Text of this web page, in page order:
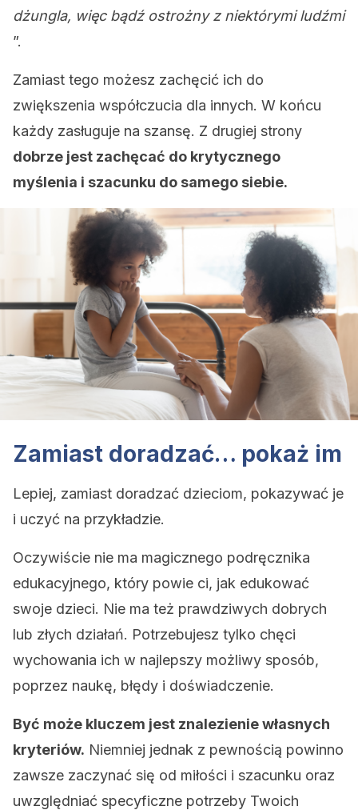
dżungla, więc bądź ostrożny z niektórymi ludźmi
”.
Zamiast tego możesz zachęcić ich do
zwiększenia współczucia dla innych. W końcu
każdy zasługuje na szansę. Z drugiej strony
dobrze jest zachęcać do krytycznego
myślenia i szacunku do samego siebie.
Zamiast doradzać… pokaż im
Lepiej, zamiast doradzać dzieciom, pokazywać je
i uczyć na przykładzie.
Oczywiście nie ma magicznego podręcznika
edukacyjnego, który powie ci, jak edukować
swoje dzieci. Nie ma też prawdziwych dobrych
lub złych działań. Potrzebujesz tylko chęci
wychowania ich w najlepszy możliwy sposób,
poprzez naukę, błędy i doświadczenie.
Być może kluczem jest znalezienie własnych
kryteriów. Niemniej jednak z pewnością powinno
zawsze zaczynać się od miłości i szacunku oraz
uwzględniać specyficzne potrzeby Twoich